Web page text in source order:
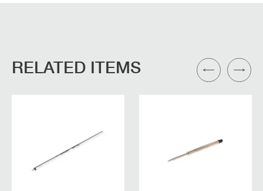
RELATED ITEMS